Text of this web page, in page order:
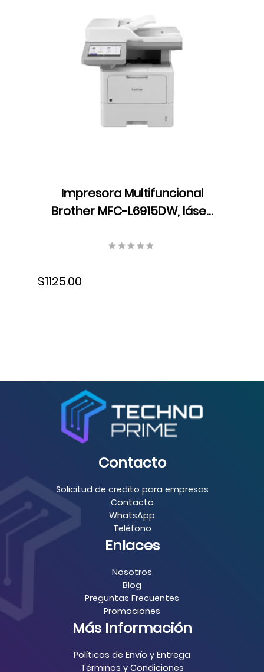
Impresora Multifuncional
Brother MFC-L6915DW, láser,
empresarial, 1200 x 1200 dpi,
Speed, USB, Fax, dúplex
$1125.00
Contacto
Solicitud de credito para empresas
Contacto
WhatsApp
Teléfono
Enlaces
Nosotros
Blog
Preguntas Frecuentes
Promociones
Más Información
Políticas de Envío y Entrega
Términos y Condiciones